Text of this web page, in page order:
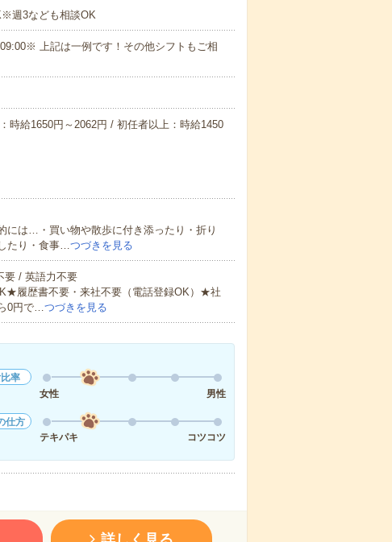
週3なども相談OK
上記は一例です！その他シフトもご相
時給1650円～2062円 / 初任者以上：時給1450
には…・買い物や散歩に付き添ったり・折り
たり・食事…つづきを見る
要 / 英語力不要
履歴書不要・来社不要（電話登録OK）★社
0円で…つづきを見る
率
女性
男性
仕方
テキパキ
コツコツ